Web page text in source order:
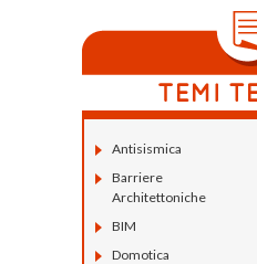
Antisismica
Barriere
Architettoniche
BIM
Domotica